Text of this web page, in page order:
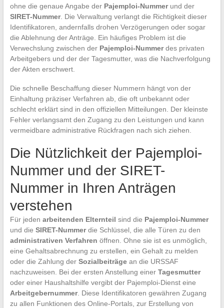
ohne die genaue Angabe der Pajemploi-Nummerund der
SIRET-Nummer. Die Verwaltung verlangt die Richtigkeit dieser
Identifikatoren, andernfalls drohen Verzögerungen oder sogar
die Ablehnung der Anträge. Ein häufiges Problem ist die
Verwechslung zwischen der Pajemploi-Nummerdes privaten
Arbeitgebers und der der Tagesmutter, was die Nachverfolgung
der Akten erschwert.
Die schnelle Beschaffung dieser Nummern hängt von der
Einhaltung präziser Verfahren ab, die oft unbekannt oder
schlecht erklärt sind in den offiziellen Mitteilungen. Der kleinste
Fehler verlangsamt den Zugang zu den Leistungen und kann
vermeidbare administrative Rückfragen nach sich ziehen.
Die Nützlichkeit der Pajemploi-
Nummer und der SIRET-
Nummer in Ihren Anträgen
verstehen
Für jeden arbeitenden Elternteil sind die Pajemploi-Nummer
und die SIRET-Nummerdie Schlüssel, die alle Türen zu den
administrativen Verfahren öffnen. Ohne sie ist es unmöglich,
eine Gehaltsabrechnung zu erstellen, ein Gehalt zu melden
oder die Zahlung der Sozialbeiträgean die URSSAF
nachzuweisen. Bei der ersten Anstellung einer Tagesmutter
oder einer Haushaltshilfe vergibt der Pajemploi-Dienst eine
Arbeitgebernummer. Diese Identifikatoren gewähren Zugang
zu allen Funktionen des Online-Portals, zur Erstellung von